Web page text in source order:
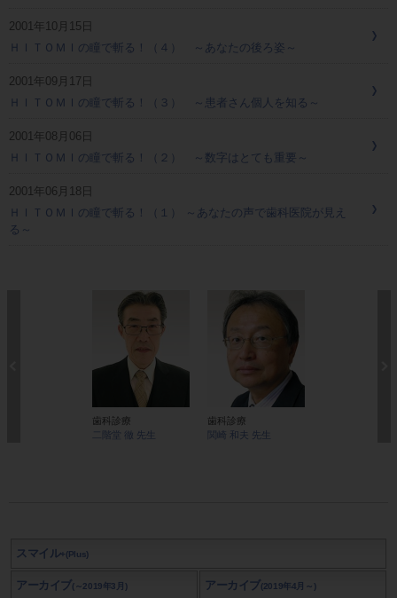
2001年10月15日
ＨＩＴＯＭＩの瞳で斬る！（４） ～あなたの後ろ姿～
2001年09月17日
ＨＩＴＯＭＩの瞳で斬る！（３） ～患者さん個人を知る～
2001年08月06日
ＨＩＴＯＭＩの瞳で斬る！（２） ～数字はとても重要～
2001年06月18日
ＨＩＴＯＭＩの瞳で斬る！（１） ～あなたの声で歯科医院が見え
る～
歯科診療
二階堂 徹 先生
歯科診療
関崎 和夫 先生
スマイル+(Plus)
アーカイブ(～2019年3月) アーカイブ(2019年4月～)